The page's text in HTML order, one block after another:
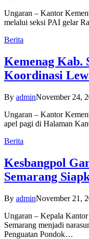
Ungaran – Kantor
melalui seksi PAI gelar
Berita
Kemenag Kab.
Koordinasi
By adminNovember 24,
Ungaran – Kantor
apel pagi di Halaman
Berita
Kesbangpol
Semarang
By adminNovember 21,
Ungaran – Kepala
Semarang menjadi
Penguatan Pondok…